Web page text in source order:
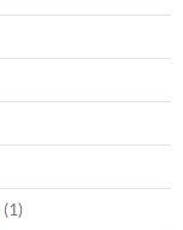
(1)